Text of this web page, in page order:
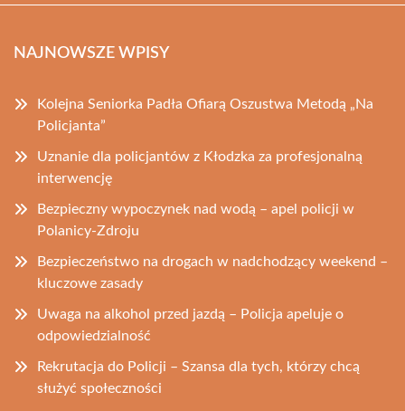
NAJNOWSZE WPISY
Kolejna Seniorka Padła Ofiarą Oszustwa Metodą „Na
Policjanta”
Uznanie dla policjantów z Kłodzka za profesjonalną
interwencję
Bezpieczny wypoczynek nad wodą – apel policji w
Polanicy-Zdroju
Bezpieczeństwo na drogach w nadchodzący weekend –
kluczowe zasady
Uwaga na alkohol przed jazdą – Policja apeluje o
odpowiedzialność
Rekrutacja do Policji – Szansa dla tych, którzy chcą
służyć społeczności